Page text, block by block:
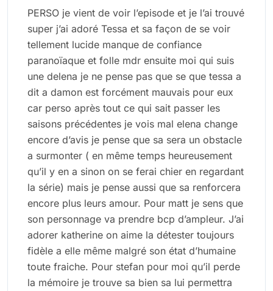
PERSO je vient de voir l’episode et je l’ai trouvé
super j’ai adoré Tessa et sa façon de se voir
tellement lucide manque de confiance
paranoïaque et folle mdr ensuite moi qui suis
une delena je ne pense pas que se que tessa a
dit a damon est forcément mauvais pour eux
car perso après tout ce qui sait passer les
saisons précédentes je vois mal elena change
encore d’avis je pense que sa sera un obstacle
a surmonter ( en même temps heureusement
qu’il y en a sinon on se ferai chier en regardant
la série) mais je pense aussi que sa renforcera
encore plus leurs amour. Pour matt je sens que
son personnage va prendre bcp d’ampleur. J’ai
adorer katherine on aime la détester toujours
fidèle a elle même malgré son état d’humaine
toute fraiche. Pour stefan pour moi qu’il perde
la mémoire je trouve sa bien sa lui permettra